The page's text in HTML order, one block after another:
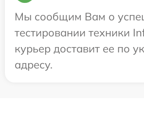
Мы сообщим Вам о
тестировании техники
курьер доставит ее по
адресу.